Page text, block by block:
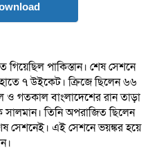
গিয়েছিল পাকিস্তান। শেষ সেশনে
৭ উইকেট। ক্রিজে ছিলেন ৬৬
ও গতকাল বাংলাদেশের রান তাড়া
সালমান। তিনি অপরাজিত ছিলেন
সেশনেই। এই সেশনে ভয়ঙ্কর হয়ে